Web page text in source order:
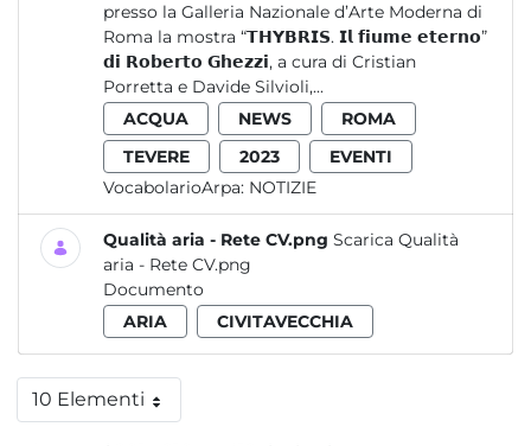
presso la Galleria Nazionale d’Arte Moderna di
Roma la mostra “𝗧𝗛𝗬𝗕𝗥𝗜𝗦. 𝗜𝗹 𝗳𝗶𝘂𝗺𝗲 𝗲𝘁𝗲𝗿𝗻𝗼”
𝗱𝗶 𝗥𝗼𝗯𝗲𝗿𝘁𝗼 𝗚𝗵𝗲𝘇𝘇𝗶, a cura di Cristian
Porretta e Davide Silvioli,...
ACQUA
NEWS
ROMA
TEVERE
2023
EVENTI
VocabolarioArpa: NOTIZIE
Qualità aria - Rete CV.png Scarica Qualità
aria - Rete CV.png
Documento
ARIA
CIVITAVECCHIA
10 ElementiPer pagina